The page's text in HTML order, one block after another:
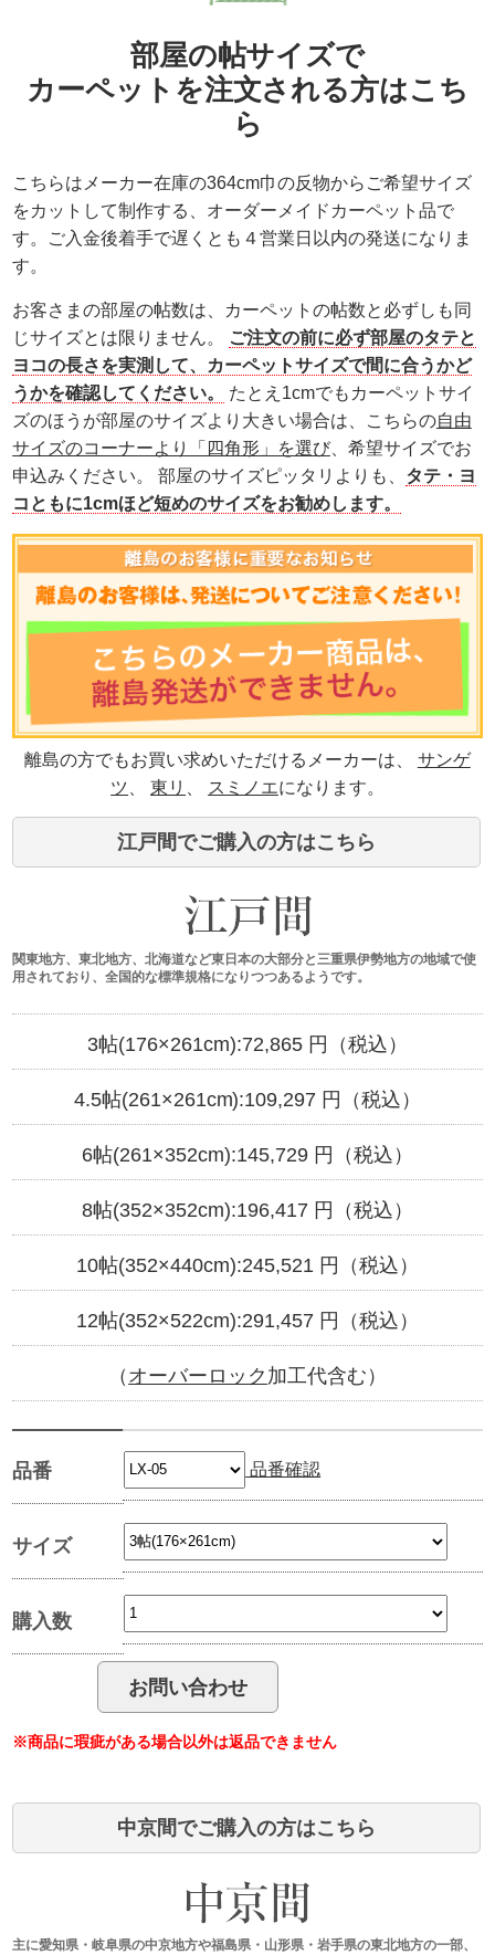
部屋の帖サイズで
カーペットを注文される方はこち
ら
こちらはメーカー在庫の364cm巾の反物からご希望サイズ
をカットして制作する、 オーダーメイドカーペット品で
す。ご入金後着手で遅くとも４営業日以内の発送になりま
す。
お客さまの部屋の帖数は、カーペットの帖数と必ずしも同
じサイズとは限りません。
ご注文の前に必ず部屋のタテと
ヨコの長さを実測して、カーペットサイズで間に合うかど
うかを確認してください。
たとえ1cmでもカーペットサイ
ズのほうが部屋のサイズより大きい場合は、こちらの自由
サイズのコーナーより「四角形」を選び、希望サイズでお
申込みください。 部屋のサイズピッタリよりも、 タテ・ヨ
コともに1cmほど短めのサイズをお勧めします。
離島の方でもお買い求めいただけるメーカーは、 サンゲ
ツ 、東リ スミノエになります。
江戸間でご購入の方はこちら
関東地方、東北地方、北海道など東日本の大部分と三重県伊勢地方の地域で使
用されており、全国的な標準規格になりつつあるようです。
3帖(176×261cm):72,865円（税込）
4.5帖(261×261cm):109,297 円（税込）
6帖(261×352cm):145,729円（税込）
8帖(352×352cm):196,417 円（税込）
10帖(352×440cm):245,521 円（税込）
12帖(352×522cm):291,457 円（税込）
（ オーバーロック 加工代含む）
品番 品番確認
サイズ
購入数
※商品に瑕疵がある場合以外は返品できません
中京間でご購入の方はこちら
主に愛知県・岐阜県の中京地方や福島県・山形県・岩手県の東北地方の一部、